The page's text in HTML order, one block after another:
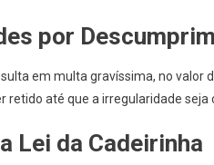
por
em multa gravíssima, no valor
até que a irregularidade seja
Lei da Cadeirinha